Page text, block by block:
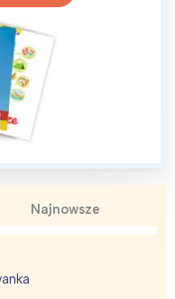
Najnowsze